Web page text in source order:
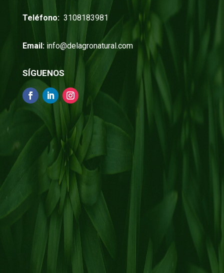
Teléfono: 3108183981
Email: info@delagronatural.com
SÍGUENOS